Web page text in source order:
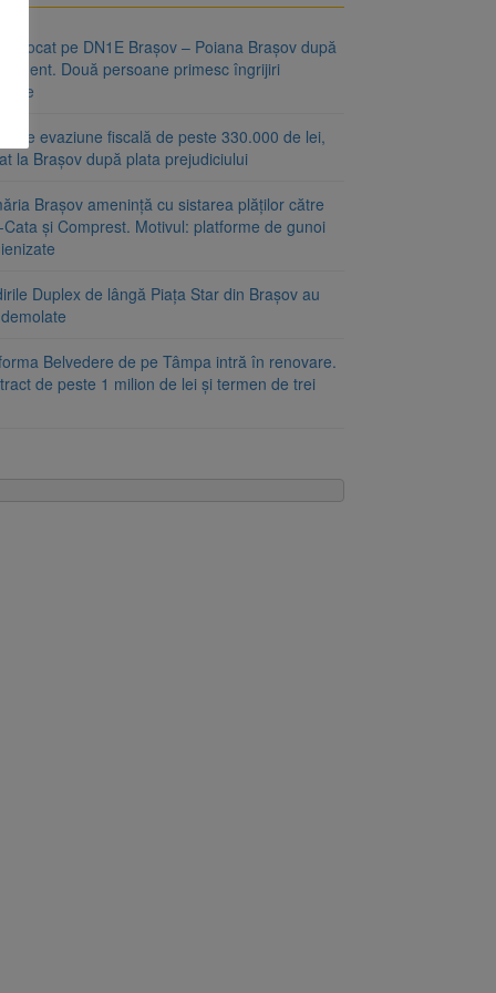
blocat pe DN1E Brașov – Poiana Brașov după
accident. Două persoane primesc îngrijiri
de evaziune fiscală de peste 330.000 de lei,
la Brașov după plata prejudiciului
Brașov amenință cu sistarea plăților către
Cata și Comprest. Motivul: platforme de gunoi
Duplex de lângă Piața Star din Brașov au
Belvedere de pe Tâmpa intră în renovare.
de peste 1 milion de lei și termen de trei